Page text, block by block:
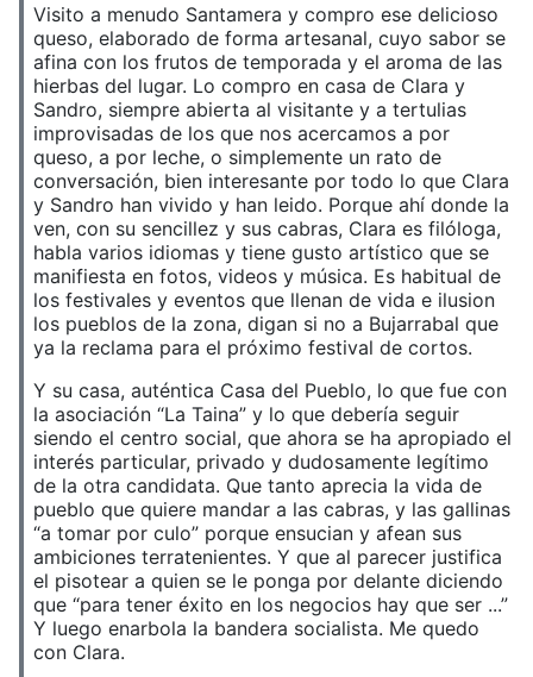
Visito a menudo Santamera y compro ese delicioso
queso, elaborado de forma artesanal, cuyo sabor se
afina con los frutos de temporada y el aroma de las
hierbas del lugar. Lo compro en casa de Clara y
Sandro, siempre abierta al visitante y a tertulias
improvisadas de los que nos acercamos a por
queso, a por leche, o simplemente un rato de
conversación, bien interesante por todo lo que Clara
y Sandro han vivido y han leido. Porque ahí donde la
ven, con su sencillez y sus cabras, Clara es filóloga,
habla varios idiomas y tiene gusto artístico que se
manifiesta en fotos, videos y música. Es habitual de
los festivales y eventos que llenan de vida e ilusion
los pueblos de la zona, digan si no a Bujarrabal que
ya la reclama para el próximo festival de cortos.
Y su casa, auténtica Casa del Pueblo, lo que fue con
la asociación “La Taina” y lo que debería seguir
siendo el centro social, que ahora se ha apropiado el
interés particular, privado y dudosamente legítimo
de la otra candidata. Que tanto aprecia la vida de
pueblo que quiere mandar a las cabras, y las gallinas
“a tomar por culo” porque ensucian y afean sus
ambiciones terratenientes. Y que al parecer justifica
el pisotear a quien se le ponga por delante diciendo
que “para tener éxito en los negocios hay que ser ...”
Y luego enarbola la bandera socialista. Me quedo
con Clara.